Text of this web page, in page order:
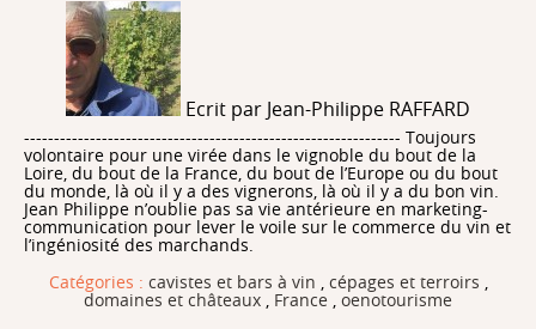
Ecrit par Jean-Philippe RAFFARD
--------------------------------------------------------------- Toujours
volontaire pour une virée dans le vignoble du bout de la
Loire, du bout de la France, du bout de l’Europe ou du bout
du monde, là où il y a des vignerons, là où il y a du bon vin.
Jean Philippe n’oublie pas sa vie antérieure en marketing-
communication pour lever le voile sur le commerce du vin et
l’ingéniosité des marchands.
Catégories : cavistes et bars à vin , cépages et terroirs ,
domaines et châteaux , France , oenotourisme